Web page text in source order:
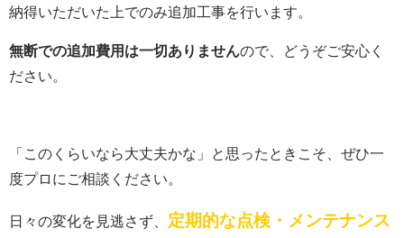
納得いただいた上でのみ追加工事を行います。
無断での追加費用は一切ありませんので、どうぞご安心く
ださい。
「このくらいなら大丈夫かな」と思ったときこそ、ぜひ一
度プロにご相談ください。
日々の変化を見逃さず、 定期的な点検・メンテナンス